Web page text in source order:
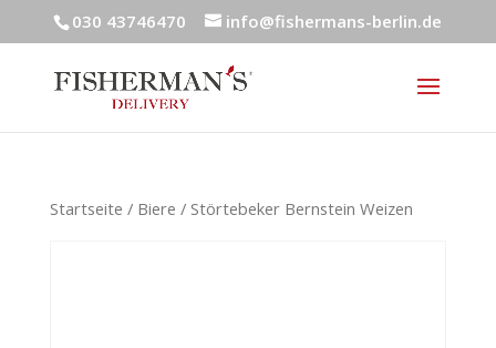
030 43746470 info@fishermans-berlin.de
Startseite / Biere / Störtebeker Bernstein Weizen